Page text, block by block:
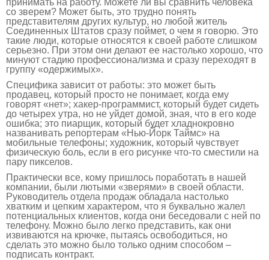
со зверем? Может быть, это трудно понять
представителям других культур, но любой житель
Соединенных Штатов сразу поймет, о чем я говорю. Это
такие люди, которые относятся к своей работе слишком
серьезно. При этом они делают ее настолько хорошо, что
минуют стадию профессионализма и сразу переходят в
группу «одержимых».
Специфика зависит от работы: это может быть
продавец, который просто не понимает, когда ему
говорят «нет»; хакер-программист, который будет сидеть
до четырех утра, но не уйдет домой, зная, что в его коде
ошибка; это пиарщик, который будет хладнокровно
названивать репортерам «Нью-Йорк Таймс» на
мобильные телефоны; художник, который чувствует
физическую боль, если в его рисунке что-то сместили на
пару пикселов.
Практически все, кому пришлось поработать в нашей
компании, были лютыми «зверями» в своей области.
Руководитель отдела продаж обладала настолько
хватким и цепким характером, что я буквально жалел
потенциальных клиентов, когда они беседовали с ней по
телефону. Можно было легко представить, как они
извиваются на крючке, пытаясь освободиться, но
сделать это можно было только одним способом –
подписать контракт.